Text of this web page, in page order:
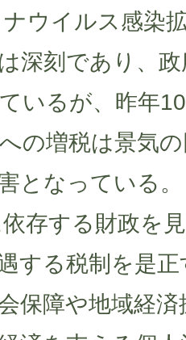
ウイルス感染
深刻であり、
いるが、昨年
の増税は景気
となっている。
存する財政を
する税制を是
保障や地域経